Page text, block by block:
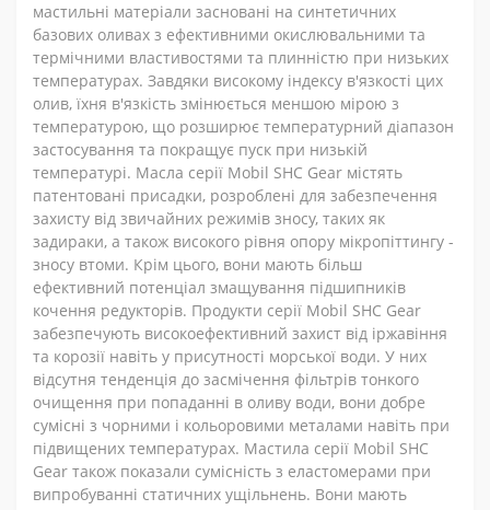
мастильні матеріали засновані на синтетичних
базових оливах з ефективними окислювальними та
термічними властивостями та плинністю при низьких
температурах. Завдяки високому індексу в'язкості цих
олив, їхня в'язкість змінюється меншою мірою з
температурою, що розширює температурний діапазон
застосування та покращує пуск при низькій
температурі. Масла серії Mobil SHC Gear містять
патентовані присадки, розроблені для забезпечення
захисту від звичайних режимів зносу, таких як
задираки, а також високого рівня опору мікропіттингу -
зносу втоми. Крім цього, вони мають більш
ефективний потенціал змащування підшипників
кочення редукторів. Продукти серії Mobil SHC Gear
забезпечують високоефективний захист від іржавіння
та корозії навіть у присутності морської води. У них
відсутня тенденція до засмічення фільтрів тонкого
очищення при попаданні в оливу води, вони добре
сумісні з чорними і кольоровими металами навіть при
підвищених температурах. Мастила серії Mobil SHC
Gear також показали сумісність з еластомерами при
випробуванні статичних ущільнень. Вони мають